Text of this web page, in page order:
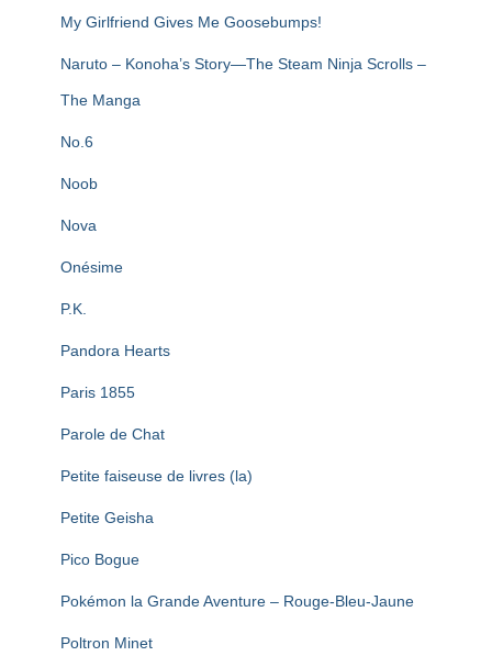
My Girlfriend Gives Me Goosebumps!
Naruto – Konoha’s Story—The Steam Ninja Scrolls –
The Manga
No.6
Noob
Nova
Onésime
P.K.
Pandora Hearts
Paris 1855
Parole de Chat
Petite faiseuse de livres (la)
Petite Geisha
Pico Bogue
Pokémon la Grande Aventure – Rouge-Bleu-Jaune
Poltron Minet